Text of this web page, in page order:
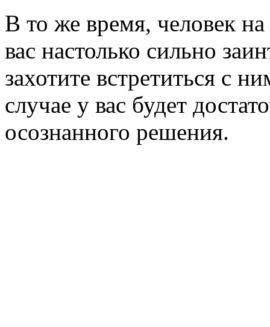
В то же время, человек
вас настолько сильно
захотите встретиться с
случае у вас будет
осознанного решения.